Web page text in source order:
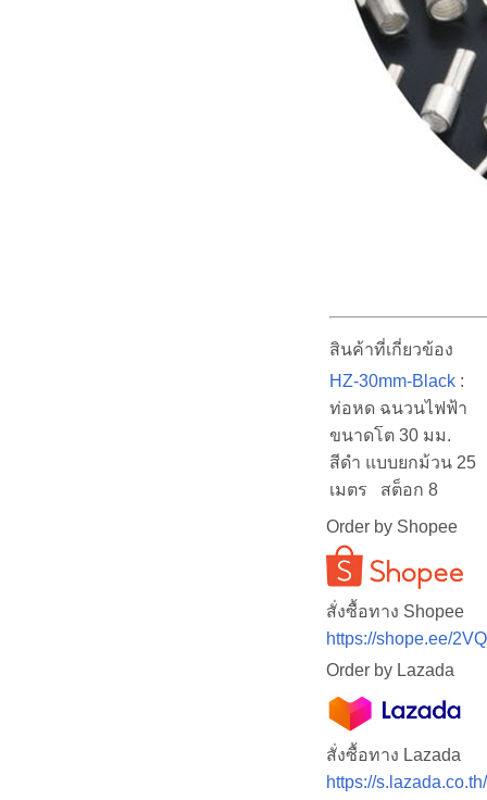
สินค้าที่เกี่ยวข้อง
HZ-30mm-Black :
ท่อหด ฉนวนไฟฟ้า
ขนาดโต 30 มม.
สีดำ แบบยกม้วน 25
เมตร สต็อก 8
Order by Shopee
สั่งซื้อทาง Shopee
https://shope.ee/
Order by Lazada
สั่งซื้อทาง Lazada
https://